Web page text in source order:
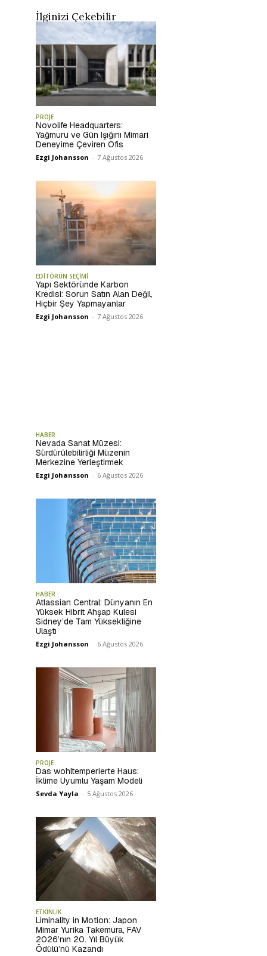
İlginizi Çekebilir
PROJE
Novolife Headquarters:
Yağmuru ve Gün Işığını Mimari
Deneyime Çeviren Ofis
Ezgi Johansson - 7 Ağustos 2026
EDİTÖRÜN SEÇİMİ
Yapı Sektöründe Karbon
Kredisi: Sorun Satın Alan Değil,
Hiçbir Şey Yapmayanlar
Ezgi Johansson - 7 Ağustos 2026
HABER
Nevada Sanat Müzesi:
Sürdürülebilirliği Müzenin
Merkezine Yerleştirmek
Ezgi Johansson - 6 Ağustos 2026
HABER
Atlassian Central: Dünyanın En
Yüksek Hibrit Ahşap Kulesi
Sidney’de Tam Yüksekliğine
Ulaştı
Ezgi Johansson - 6 Ağustos 2026
PROJE
Das wohltemperierte Haus:
İklime Uyumlu Yaşam Modeli
Sevda Yayla - 5 Ağustos 2026
ETKİNLİK
Liminality in Motion: Japon
Mimar Yurika Takemura, FAV
2026’nın 20. Yıl Büyük
Ödülü’nü Kazandı